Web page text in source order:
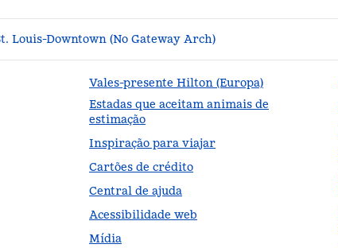
Louis-Downtown (No Gateway Arch)
Vales-presente Hilton (Europa)
Estadas que aceitam animais de
estimação
Inspiração para viajar
Cartões de crédito
Central de ajuda
Acessibilidade web
Mídia